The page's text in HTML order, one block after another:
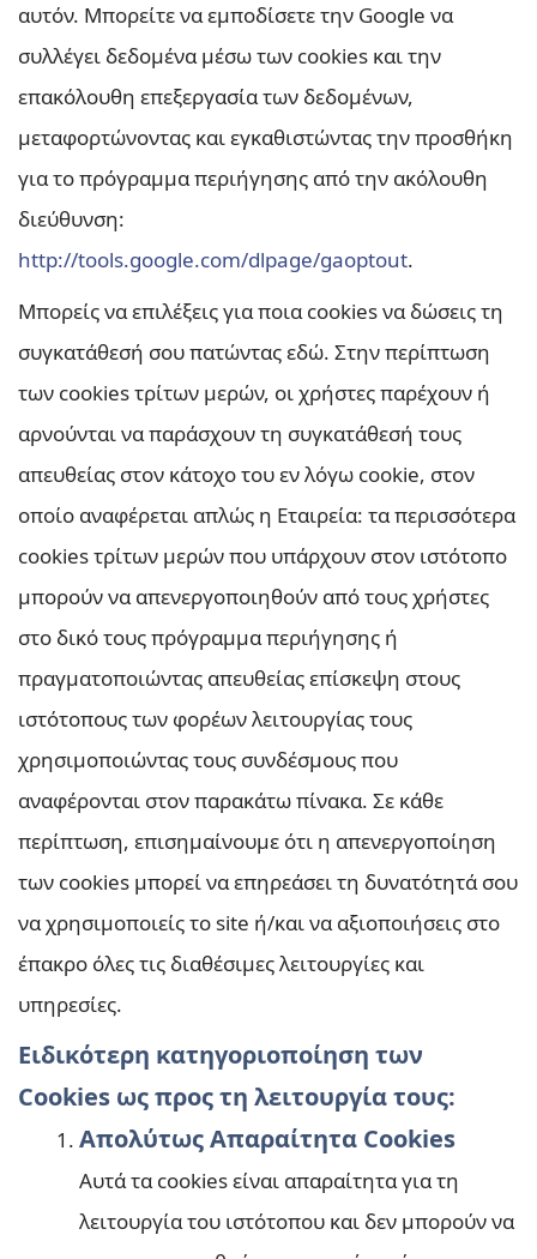
αυτόν. Μπορείτε να εμποδίσετε την Google να
συλλέγει δεδομένα μέσω των cookies και την
επακόλουθη επεξεργασία των δεδομένων,
μεταφορτώνοντας και εγκαθιστώντας την προσθήκη
για το πρόγραμμα περιήγησης από την ακόλουθη
διεύθυνση:
http://tools.google.com/dlpage/gaoptout.
Μπορείς να επιλέξεις για ποια cookies να δώσεις τη
συγκατάθεσή σου πατώντας εδώ. Στην περίπτωση
των cookies τρίτων μερών, οι χρήστες παρέχουν ή
αρνούνται να παράσχουν τη συγκατάθεσή τους
απευθείας στον κάτοχο του εν λόγω cookie, στον
οποίο αναφέρεται απλώς η Εταιρεία: τα περισσότερα
cookies τρίτων μερών που υπάρχουν στον ιστότοπο
μπορούν να απενεργοποιηθούν από τους χρήστες
στο δικό τους πρόγραμμα περιήγησης ή
πραγματοποιώντας απευθείας επίσκεψη στους
ιστότοπους των φορέων λειτουργίας τους
χρησιμοποιώντας τους συνδέσμους που
αναφέρονται στον παρακάτω πίνακα. Σε κάθε
περίπτωση, επισημαίνουμε ότι η απενεργοποίηση
των cookies μπορεί να επηρεάσει τη δυνατότητά σου
να χρησιμοποιείς το site ή/και να αξιοποιήσεις στο
έπακρο όλες τις διαθέσιμες λειτουργίες και
υπηρεσίες.
Ειδικότερη κατηγοριοποίηση των
Cookies ως προς τη λειτουργία τους:
Απολύτως Απαραίτητα Cookies
Αυτά τα cookies είναι απαραίτητα για τη
λειτουργία του ιστότοπου και δεν μπορούν να